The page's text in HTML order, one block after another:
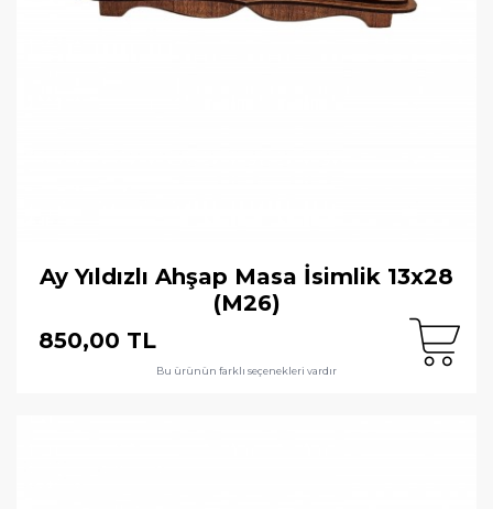
Ay Yıldızlı Ahşap Masa İsimlik 13x28
(M26)
850,00 TL
Bu ürünün farklı seçenekleri vardır